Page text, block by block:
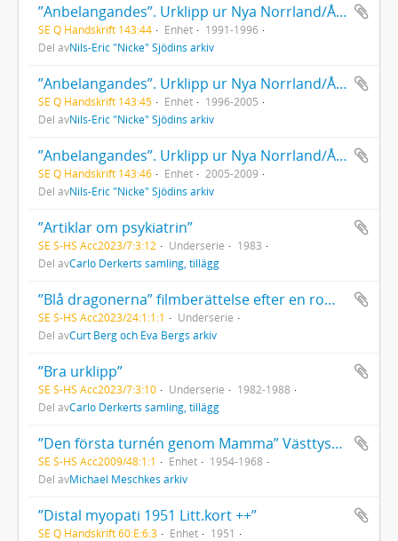
”Anbelangandes”. Urklipp ur Nya Norrland/Ångermanland av Nicke Sjödins kåseriserie 1991-1996
SE Q Handskrift 143:44 Enhet
1991-1996
Del avNils-Eric "Nicke" Sjödins arkiv
”Anbelangandes”. Urklipp ur Nya Norrland/Ångermanland av Nicke Sjödins kåseriserie 1996-2005
SE Q Handskrift 143:45 Enhet
1996-2005
Del avNils-Eric "Nicke" Sjödins arkiv
”Anbelangandes”. Urklipp ur Nya Norrland/Ångermanland av Nicke Sjödins kåseriserie 2005-2009
SE Q Handskrift 143:46 Enhet
2005-2009
Del avNils-Eric "Nicke" Sjödins arkiv
”Artiklar om psykiatrin”
SE S-HS Acc2023/7:3:12 Underserie
1983
Del avCarlo Derkerts samling, tillägg
”Blå dragonerna” filmberättelse efter en roman med samma namn av Curt Berg
SE S-HS Acc2023/24:1:1:1
Underserie
Del avCurt Berg och Eva Bergs arkiv
”Bra urklipp”
SE S-HS Acc2023/7:3:10 Underserie
1982-1988
Del avCarlo Derkerts samling, tillägg
”Den första turnén genom Mamma” Västtyskland 1954; Holland Festival 1967; Edinburgh Festival 1967; Venedig 1967; Milano, Piccolo Teatro 1968; Nancy, Grand Theatre 1968; München, Münchner Kammerspiele 1968; Kiel, Kieler Woche 1968; Allmänt arkiv – ”Vårturné” 1968; New York 1968
SE S-HS Acc2009/48:1:1 Enhet
1954-1968
Del avMichael Meschkes arkiv
”Distal myopati 1951 Litt.kort ++”
SE Q Handskrift 60:E:6:3 Enhet
1951